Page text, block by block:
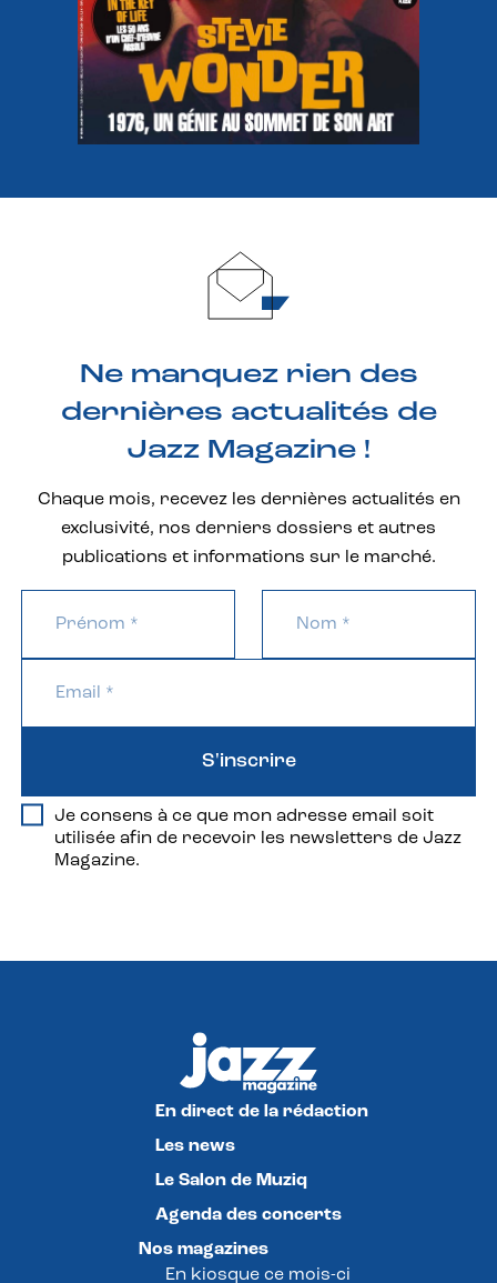
Ne manquez rien des
dernières actualités de
Jazz Magazine !
Chaque mois, recevez les dernières actualités en
exclusivité, nos derniers dossiers et autres
publications et informations sur le marché.
Je consens à ce que mon adresse email soit
utilisée afin de recevoir les newsletters de Jazz
Magazine.
S'inscrire
En direct de la rédaction
Les news
Le Salon de Muziq
Agenda des concerts
Nos magazines
En kiosque ce mois-ci